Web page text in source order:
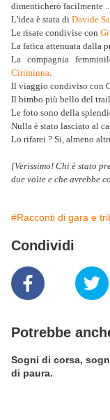
dimenticherò facilmente
L'idea è stata di Davide
Le risate condivise con
La fatica attenuata dalla
La compagnia
Ciriminna.
Il viaggio condiviso con
Il bimbo più bello del
Le foto sono della
Nulla è stato lasciato al
Lo rifarei ? Si, almeno
[Verissimo! Chi è stato
due volte e che avrebbe
#Racconti di gara e
Condividi
Potrebbe
Sogni di corsa,
di paura.